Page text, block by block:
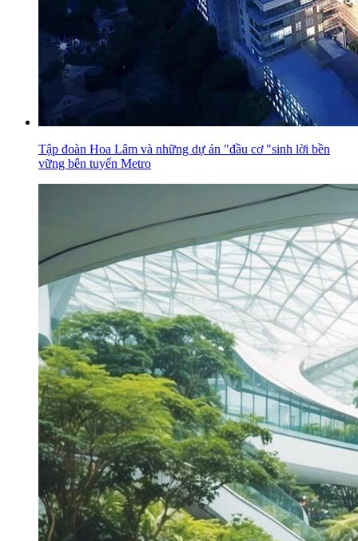
Tập đoàn Hoa Lâm và những dự án "đầu cơ "sinh lời bền
vững bên tuyến Metro